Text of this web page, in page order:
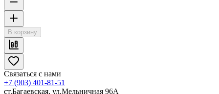
В корзину
Связаться с нами
+7 (903) 401-81-51
ст.Багаевская, ул.Мельничная 96А